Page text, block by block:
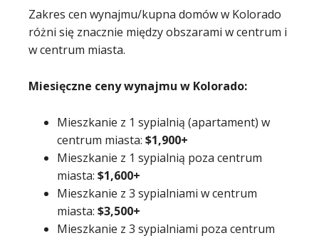
Zakres cen wynajmu/kupna domów w Kolorado
różni się znacznie między obszarami w centrum i
w centrum miasta.
Miesięczne ceny wynajmu w Kolorado:
Mieszkanie z 1 sypialnią (apartament) w
centrum miasta: $1,900+
Mieszkanie z 1 sypialnią poza centrum
miasta: $1,600+
Mieszkanie z 3 sypialniami w centrum
miasta: $3,500+
Mieszkanie z 3 sypialniami poza centrum